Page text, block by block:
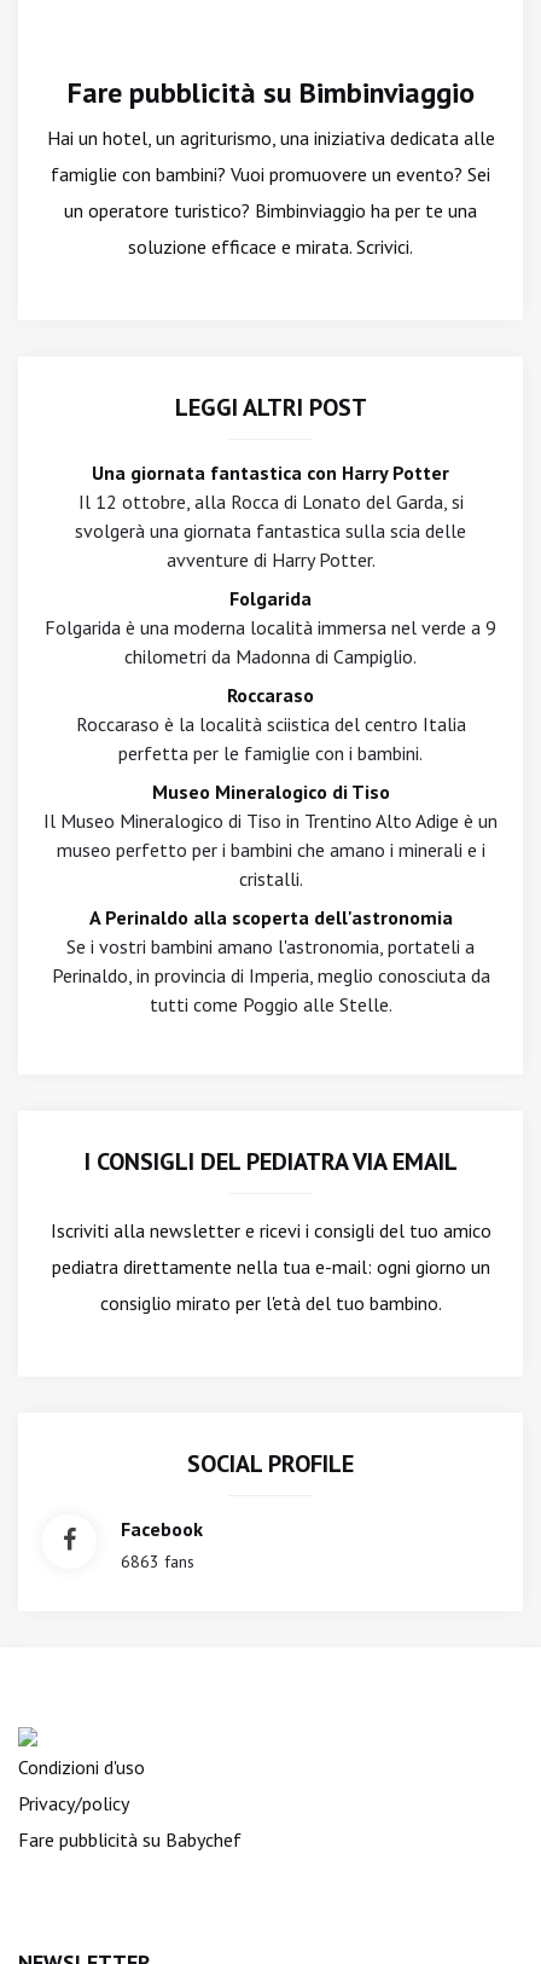
Fare pubblicità su Bimbinviaggio
Hai un hotel, un agriturismo, una iniziativa dedicata alle
famiglie con bambini? Vuoi promuovere un evento? Sei
un operatore turistico? Bimbinviaggio ha per te una
soluzione efficace e mirata. Scrivici.
LEGGI ALTRI POST
Una giornata fantastica con Harry Potter
Il 12 ottobre, alla Rocca di Lonato del Garda, si
svolgerà una giornata fantastica sulla scia delle
avventure di Harry Potter.
Folgarida
Folgarida è una moderna località immersa nel verde a 9
chilometri da Madonna di Campiglio.
Roccaraso
Roccaraso è la località sciistica del centro Italia
perfetta per le famiglie con i bambini.
Museo Mineralogico di Tiso
Il Museo Mineralogico di Tiso in Trentino Alto Adige è un
museo perfetto per i bambini che amano i minerali e i
cristalli.
A Perinaldo alla scoperta dell'astronomia
Se i vostri bambini amano l'astronomia, portateli a
Perinaldo, in provincia di Imperia, meglio conosciuta da
tutti come Poggio alle Stelle.
I CONSIGLI DEL PEDIATRA VIA EMAIL
Iscriviti alla newslettere ricevi i consigli del tuo amico
pediatra direttamente nella tua e-mail: ogni giorno un
consiglio mirato per l'età del tuo bambino.
SOCIAL PROFILE
Facebook
6863 fans
Condizioni d'uso
Privacy/policy
Fare pubblicità su Babychef